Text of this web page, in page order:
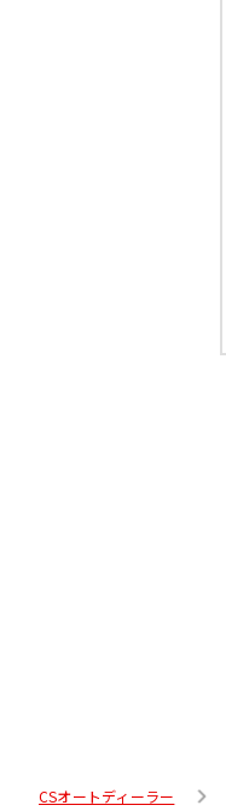
CSオートディーラー